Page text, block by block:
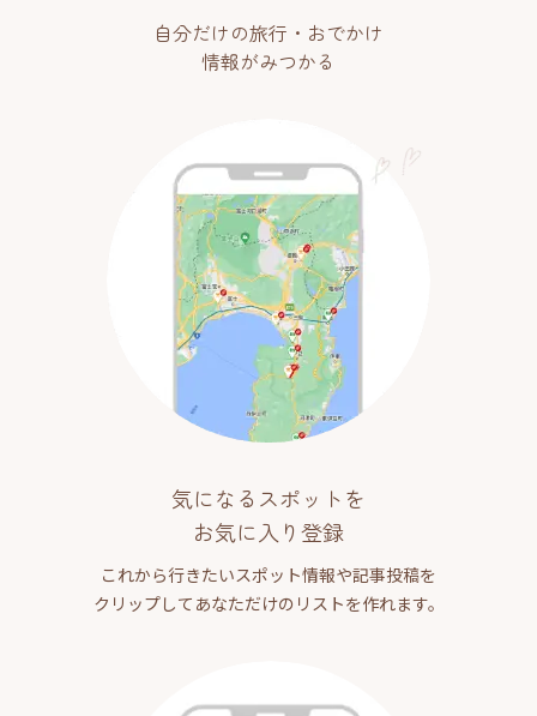
自分だけの旅行・おでかけ
情報がみつかる
気になるスポットを
お気に入り登録
これから行きたいスポット情報や記事投稿を
クリップしてあなただけのリストを作れます。